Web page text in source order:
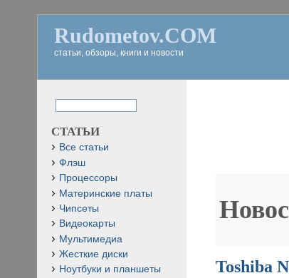
Rudometov.COM
статьи, обзоры, книги и новости
Toshiba
СТАТЬИ
Все статьи
Флэш
Процессоры
Материнские платы
Чипсеты
Видеокарты
Мультимедиа
Жесткие диски
Ноутбуки и планшеты